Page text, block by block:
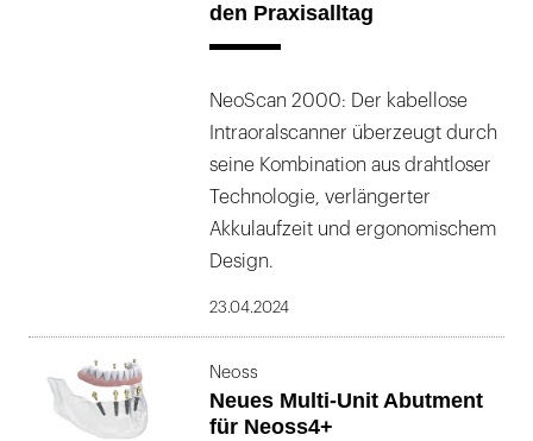
den Praxisalltag
NeoScan 2000: Der kabellose
Intraoralscanner überzeugt durch
seine Kombination aus drahtloser
Technologie, verlängerter
Akkulaufzeit und ergonomischem
Design.
23.04.2024
Neoss
Neues Multi-Unit Abutment
für Neoss4+